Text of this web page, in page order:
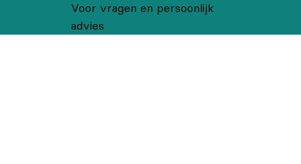
Voor vragen en persoonlijk
advies